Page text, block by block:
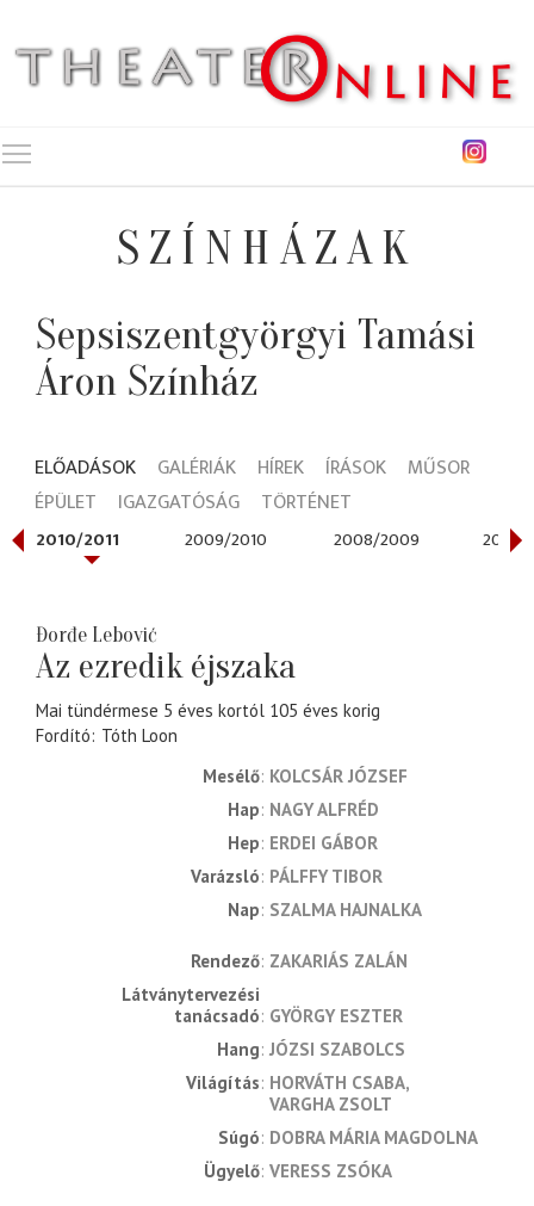
SZÍNHÁZAK
Sepsiszentgyörgyi Tamási
Áron Színház
ELŐADÁSOK GALÉRIÁK HÍREK ÍRÁSOK
MŰSOR
ÉPÜLET
IGAZGATÓSÁG TÖRTÉNET
2010/2011 2009/2010 2008/2009 2007/
Đorđe Lebović
Az ezredik éjszaka
Mai tündérmese 5 éves kortól 105 éves korig
Fordító Tóth Loon
Mesélő KOLCSÁR JÓZSEF
Hap NAGY ALFRÉD
Hep ERDEI GÁBOR
Varázsló PÁLFFY TIBOR
Nap SZALMA HAJNALKA
rendező ZAKARIÁS ZALÁN
látványtervezési
tanácsadó GYÖRGY ESZTER
hang JÓZSI SZABOLCS
világítás HORVÁTH CSABA
VARGHA ZSOLT
súgó DOBRA MÁRIA MAGDOLNA
ügyelő VERESS ZSÓKA